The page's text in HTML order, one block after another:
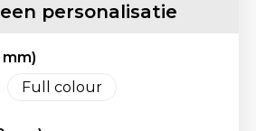
personalisatie
Full colour